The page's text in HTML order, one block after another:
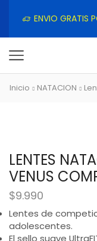
ENVIO GRATIS
Inicio NATACION
LENTES
VENUS
$9.990
Lentes de
adolescentes.
El sello suave